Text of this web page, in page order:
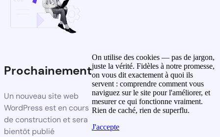
Prochainement
Un nouveau site web
WordPress est en cours
de construction et sera
bientôt publié
On utilise des cookies — pas de jargon,
juste la vérité. Fidèles à notre promesse,
on vous dit exactement à quoi ils
servent : comprendre comment vous
naviguez sur le site pour l'améliorer, et
mesurer ce qui fonctionne vraiment.
Rien de caché, rien de superflu.
J'accepte